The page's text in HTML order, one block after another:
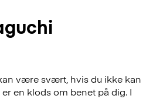
være svært, hvis du ikke kan
en klods om benet på dig. I